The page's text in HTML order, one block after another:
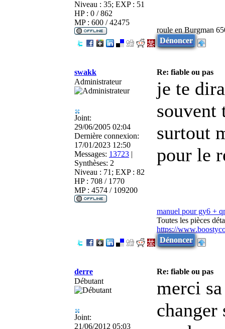
Niveau : 35; EXP : 51
HP : 0 / 862
MP : 600 / 42475
roule en Burgman
Dénoncer
swakk
Re: fiable ou pas
Administrateur
Joint:
29/06/2005 02:04
Dernière connexion:
17/01/2023 12:50
Messages: 13723 |
Synthèses: 2
Niveau : 71; EXP : 82
HP : 708 / 1770
MP : 4574 / 109200
je te
souvent
surtout
pour le
manuel pour gy6 +
Toutes les pièces
https://
Dénoncer
derre
Re: fiable ou pas
Débutant
Joint:
21/06/2012 05:03
merci